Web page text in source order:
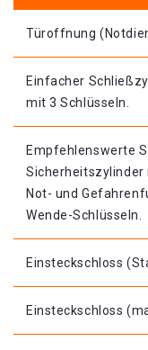
Türoffnung
Einfacher
mit 3 Schlüsseln.
Empfehlenswerte
Sicherheitszylinder
Not- und
Wende-Schlüsseln.
Einsteckschloss
Einsteckschloss